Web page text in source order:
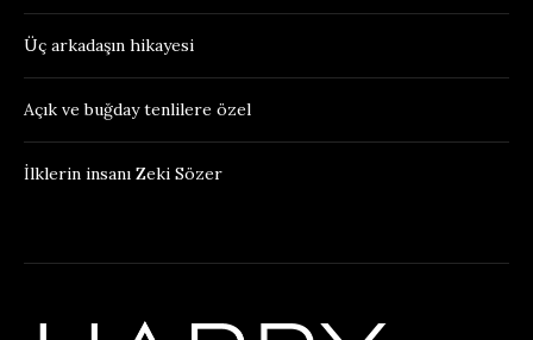
Üç arkadaşın hikayesi
Açık ve buğday tenlilere özel
İlklerin insanı Zeki Sözer